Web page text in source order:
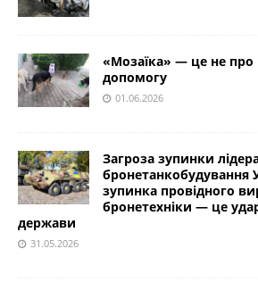
«Мозаїка» — це не про
допомогу
01.06.2026
Загроза зупинки
бронетанкобудування
зупинка провідного
бронетехніки — це
держави
31.05.2026